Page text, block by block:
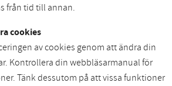
från tid till annan.
cookies
av cookies genom att ändra din
Kontrollera din webbläsarmanual för
Tänk dessutom på att vissa funktioner